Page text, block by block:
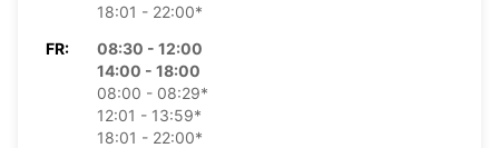
18:01 - 22:00*
FR:
08:30 - 12:00
14:00 - 18:00
08:00 - 08:29*
12:01 - 13:59*
18:01 - 22:00*